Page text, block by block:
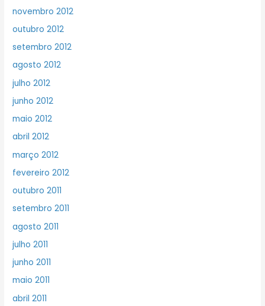
novembro 2012
outubro 2012
setembro 2012
agosto 2012
julho 2012
junho 2012
maio 2012
abril 2012
março 2012
fevereiro 2012
outubro 2011
setembro 2011
agosto 2011
julho 2011
junho 2011
maio 2011
abril 2011